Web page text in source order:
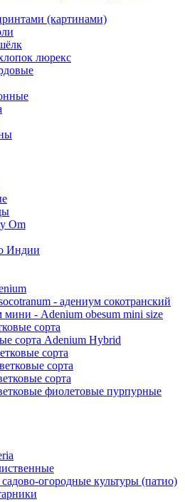
(картинами)
люрекс
Om
Индии
- адениум сокотранский
- Adenium obesum mini size
сорта
сорта Adenium Hybrid
сорта
сорта
сорта
фиолетовые пурпурные
огородные культуры (патио)